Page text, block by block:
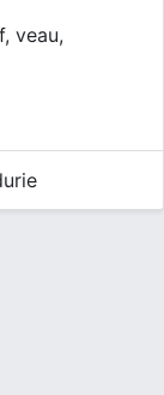
veau,